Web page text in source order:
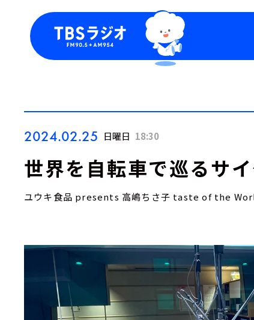
2024.02.25 日曜日 18:30
世界を自転車で巡るサ
ユウキ食品 presents 高嶋ちさ子 taste of the